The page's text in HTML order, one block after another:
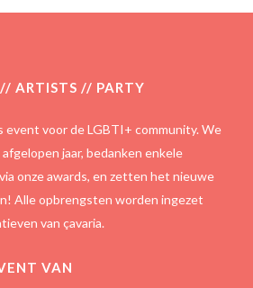
ARTISTS // PARTY
event voor de LGBTI+ community. We
jaar, bedanken enkele
onze awards, en zetten het nieuwe
Alle opbrengsten worden ingezet
van çavaria.
VAN